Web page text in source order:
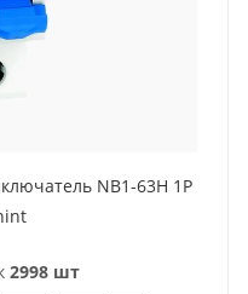
NB1-63H 1P
2998 шт